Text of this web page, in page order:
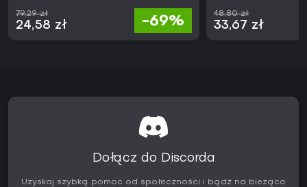
79,29 zł
24,58 zł -69%
48,80 zł
33,67 zł
Dołącz do Discorda
Uzyskaj szybką pomoc od społeczności i bądź na bieżąco